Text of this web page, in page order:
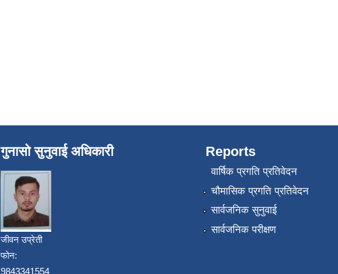
गुनासो सुनुवाई अधिकारी
जीवन उप्रेती
फोन:
9843341554
Reports
वार्षिक प्रगति प्रतिवेदन
चौमासिक प्रगति प्रतिवेदन
सार्वजनिक सुनुवाई
सार्वजनिक परीक्षण